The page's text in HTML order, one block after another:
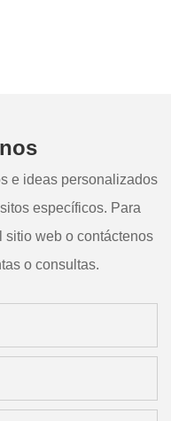
e ideas personalizados
específicos. Para
sitio web o contáctenos
o consultas.